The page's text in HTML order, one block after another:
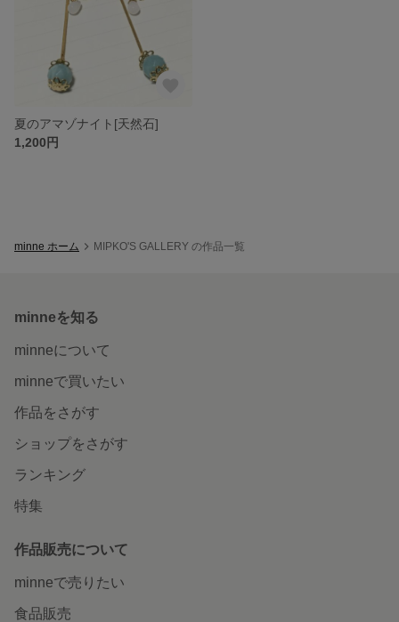
夏のアマゾナイト[天然石]
1,200円
minne ホーム MIPKO'S GALLERY の作品一覧
minneを知る
minneについて
minneで買いたい
作品をさがす
ショップをさがす
ランキング
特集
作品販売について
minneで売りたい
食品販売